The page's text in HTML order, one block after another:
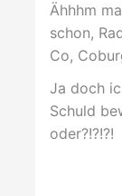
Ähhhm
schon,
Co,
Ja doch
Schuld
oder?!?!?!